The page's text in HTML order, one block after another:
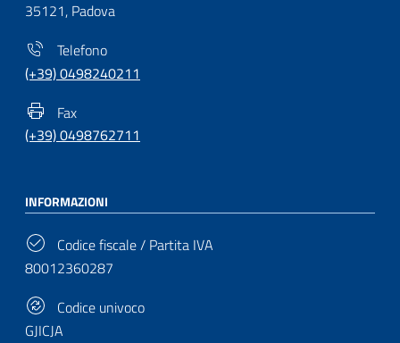
35121, Padova
Telefono
(+39) 0498240211
Fax
(+39) 0498762711
INFORMAZIONI
Codice fiscale / Partita IVA
80012360287
Codice univoco
GJICJA